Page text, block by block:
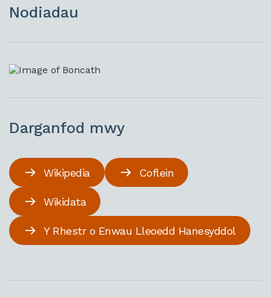
Nodiadau
Darganfod mwy
Wikipedia Coflein
Wikidata
Y Rhestr o Enwau Lleoedd Hanesyddol